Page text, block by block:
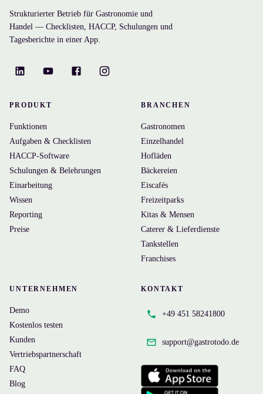
Strukturierter Betrieb für Gastronomie und
Handel — Checklisten, HACCP, Schulungen und
Tagesberichte in einer App.
PRODUKT
Funktionen
Aufgaben & Checklisten
HACCP-Software
Schulungen & Belehrungen
Einarbeitung
Wissen
Reporting
Preise
BRANCHEN
Gastronomen
Einzelhandel
Hofläden
Bäckereien
Eiscafés
Freizeitparks
Kitas & Mensen
Caterer & Lieferdienste
Tankstellen
Franchises
UNTERNEHMEN
Demo
Kostenlos testen
Kunden
Vertriebspartnerschaft
FAQ
Blog
KONTAKT
+49 451 58241800
support@gastrotodo.de